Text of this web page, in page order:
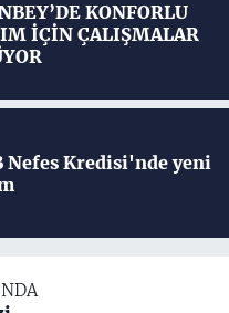
KONFORLU
İÇİN ÇALIŞMALAR
Nefes Kredisi'nde yeni